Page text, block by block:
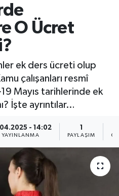
O Ücret
ek ders ücreti olup
çalışanları resmî
Mayıs tarihlerinde ek
İşte ayrıntılar…
- 14:02
YAYINLANMA PAYLAŞIM
ve Fikstür